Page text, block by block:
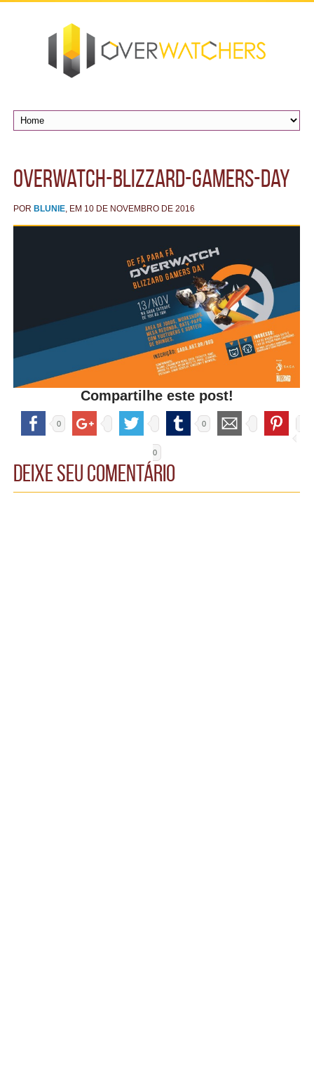
overwatch-blizzard-gamers-day
POR BLUNIE, EM 10 DE NOVEMBRO DE 2016
Compartilhe este post!
0 0
0
Deixe seu comentário